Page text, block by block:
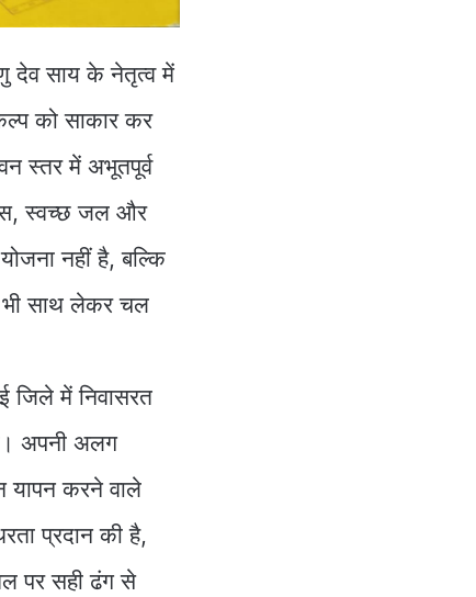
देव साय के नेतृत्व में
को साकार कर
स्तर में अभूतपूर्व
स्वच्छ जल और
नहीं है, बल्कि
भी साथ लेकर चल
जिले में निवासरत
अपनी अलग
यापन करने वाले
प्रदान की है,
पर सही ढंग से